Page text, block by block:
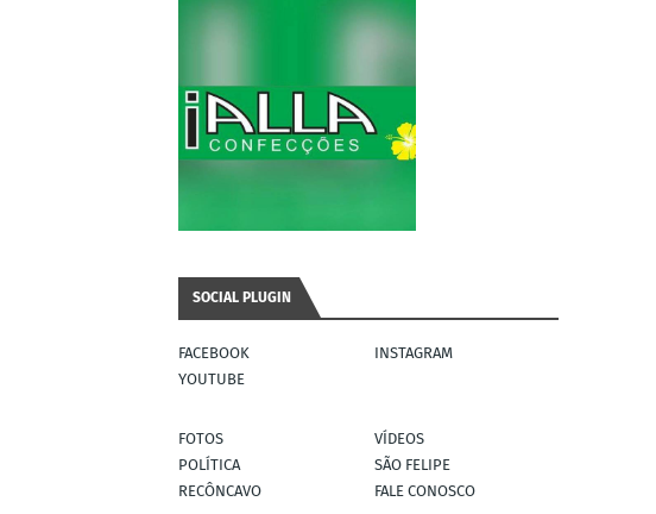
SOCIAL PLUGIN
FACEBOOK
INSTAGRAM
YOUTUBE
FOTOS
VÍDEOS
POLÍTICA
SÃO FELIPE
RECÔNCAVO
FALE CONOSCO